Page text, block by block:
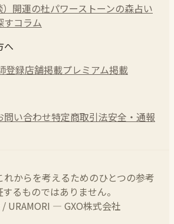
開運の杜パワーストーンの森占い
すコラム
へ
登録店舗掲載プレミアム掲載
問い合わせ特定商取引法安全・通報
れからを考えるためのひとつの参考
るものではありません。
URAMORI — GXO株式会社